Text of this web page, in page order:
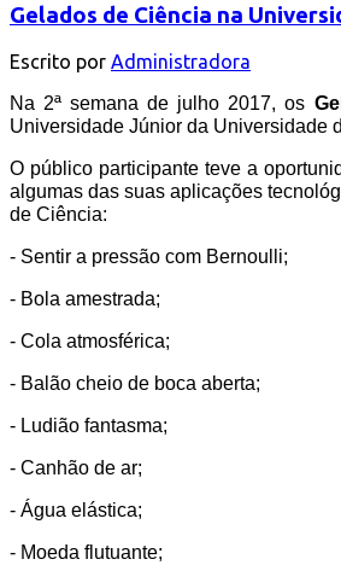
Gelados de Ciência na
Escrito por Administradora
Na 2ª semana de julho 2017, os
Universidade Júnior da Universidade
O público participante teve a
algumas das suas aplicações
de Ciência:
- Sentir a pressão com Bernoulli;
- Bola amestrada;
- Cola atmosférica;
- Balão cheio de boca aberta;
- Ludião fantasma;
- Canhão de ar;
- Água elástica;
- Moeda flutuante;